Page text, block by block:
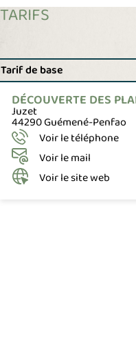
TARIFS
Tarif de base
DÉCOUVERTE DES
Juzet
44290 Guémené-Penfao
Voir le téléphone
Voir le mail
Voir le site web